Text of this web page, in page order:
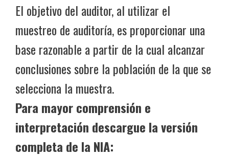
El objetivo del auditor, al utilizar el
muestreo de auditoría, es proporcionar una
base razonable a partir de la cual alcanzar
conclusiones sobre la población de la que se
selecciona la muestra.
Para mayor comprensión e
interpretación descargue la versión
completa de la NIA: